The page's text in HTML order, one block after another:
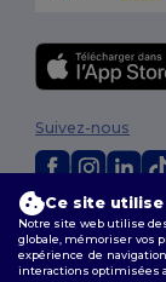
Conditions
Confidentialité|
Suivez-nous
Ce site
Notre site web utilise
globale, mémoriser vos
expérience de
interactions optimisées